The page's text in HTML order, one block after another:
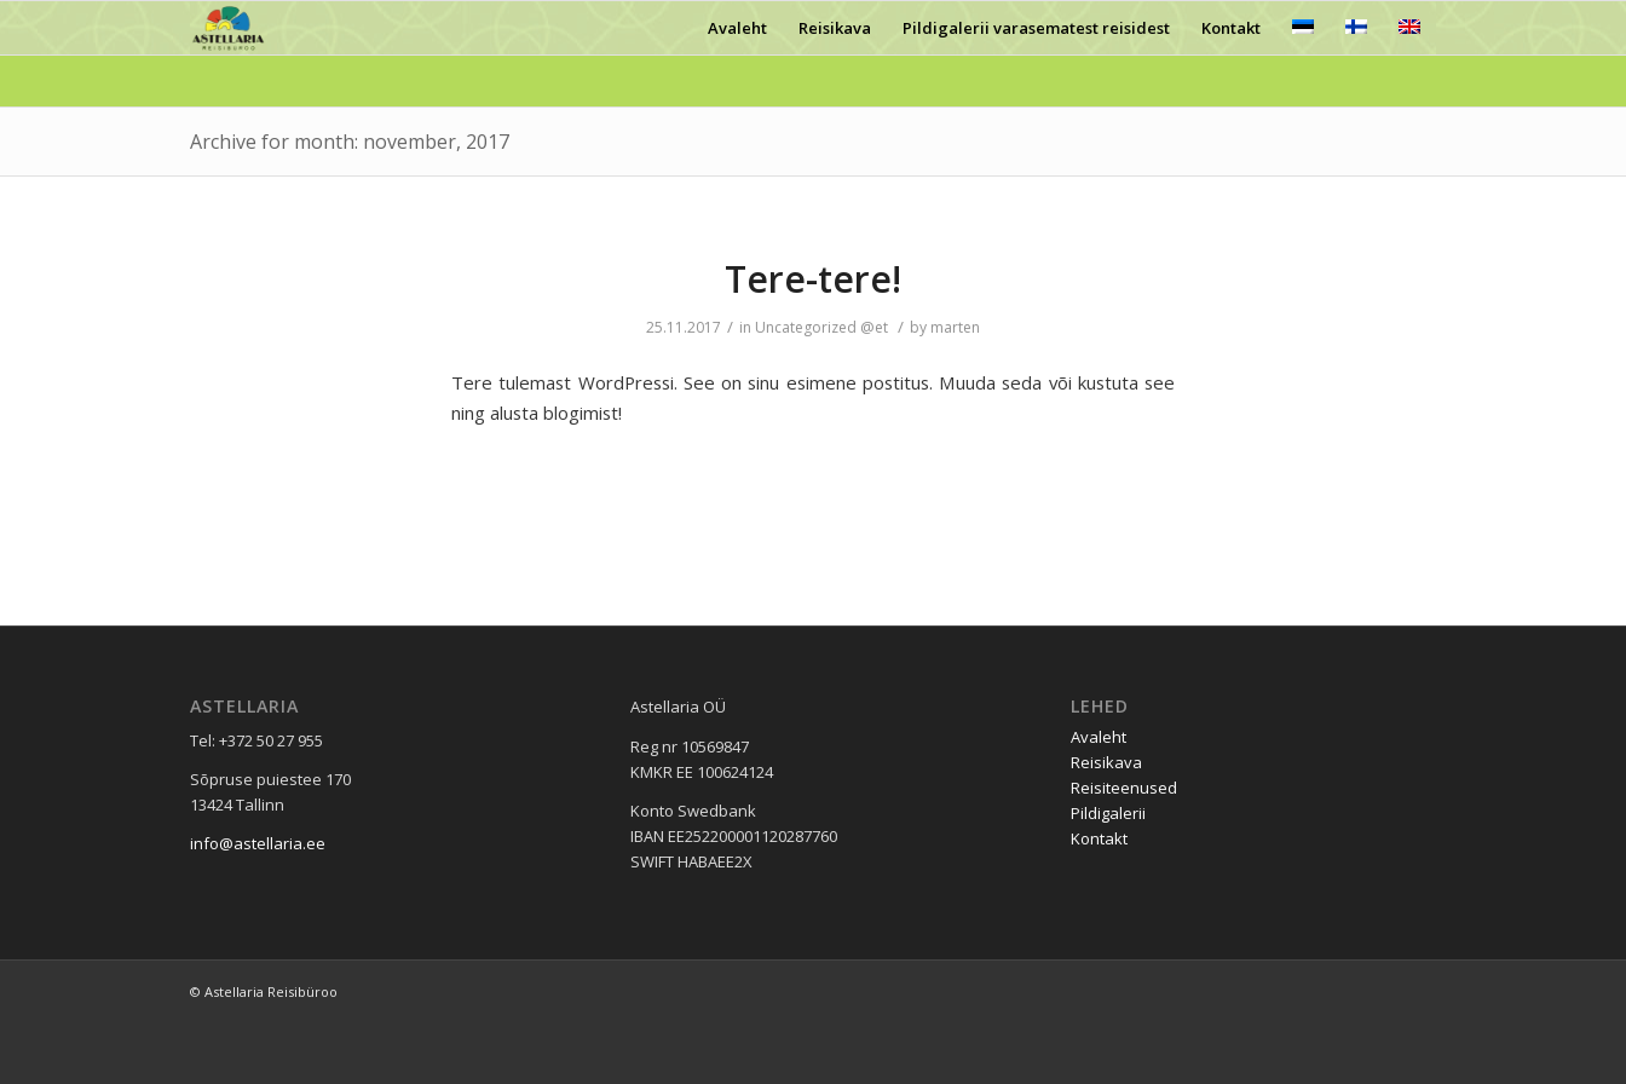
Avaleht Reisikava Pildigalerii varasematest reisidest Kontakt
Archive for month: november, 2017
Tere-tere!
25.11.2017 / in Uncategorized @et / by marten
Tere tulemast WordPressi. See on sinu esimene postitus. Muuda seda või kustuta see
ning alusta blogimist!
ASTELLARIA
Tel: +372 50 27 955
Sõpruse puiestee 170
13424 Tallinn
info@astellaria.ee
Astellaria OÜ
Reg nr 10569847
KMKR EE 100624124
Konto Swedbank
IBAN EE252200001120287760
SWIFT HABAEE2X
LEHED
Avaleht
Reisikava
Reisiteenused
Pildigalerii
Kontakt
© Astellaria Reisibüroo